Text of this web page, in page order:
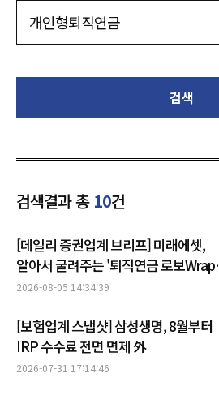
검색
검색결과 총 10건
[데일리 증권업계 브리프] 미래에셋,
알아서 굴려주는 '퇴직연금 로보Wrap'
출시 外
2026-08-05 14:34:39
[보험업계 스냅샷] 삼성생명, 8월부터
IRP 수수료 전면 면제 外
2026-07-31 17:14:46